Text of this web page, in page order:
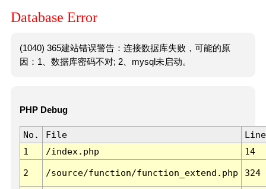
Database Error
(1040) 365建站错误警告：连接数据库失败，可能的原
因：1、数据库密码不对; 2、mysql未启动。
PHP Debug
No. File
Line
1
/index.php 14
2 /source/function/function_extend.php 324